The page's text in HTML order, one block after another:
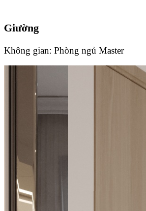
Giường
Không gian: Phòng ngủ Master